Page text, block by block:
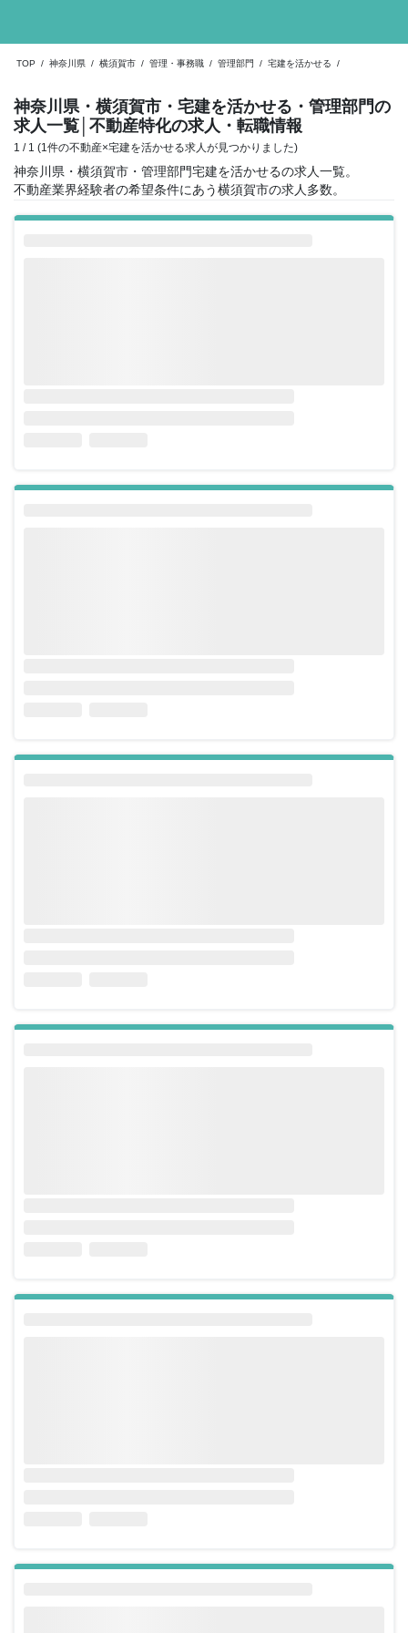
TOP / 神奈川県 / 横須賀市 / 管理・事務職 / 管理部門 / 宅建を活かせる /
神奈川県・横須賀市・宅建を活かせる・管理部門の
求人一覧 │不動産特化の求人・転職情報
1 / 1 (1件の不動産×宅建を活かせる求人が見つかりました)
神奈川県・横須賀市・管理部門宅建を活かせるの求人一覧。
不動産業界経験者の希望条件にあう横須賀市の求人多数。